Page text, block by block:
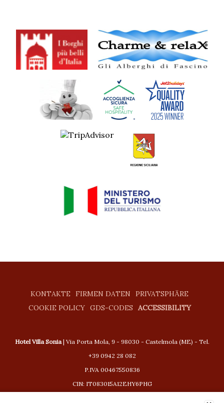
KONTAKTE FIRMEN DATEN
PRIVATSPHÄRE
COOKIE POLICY GDS-CODES ACCESSIBILITY
Hotel Villa Sonia| Via Porta Mola, 9 - 98030 - Castelmola (ME) - Tel.
+39 0942 28 082
P.IVA 00467550836
CIN: IT083015A12EHY6PHG